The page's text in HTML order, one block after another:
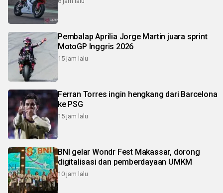
Pembalap Aprilia Jorge Martin juara sprint
MotoGP Inggris 2026
15 jam lalu
Ferran Torres ingin hengkang dari Barcelona
ke PSG
15 jam lalu
BNI gelar Wondr Fest Makassar, dorong
digitalisasi dan pemberdayaan UMKM
10 jam lalu